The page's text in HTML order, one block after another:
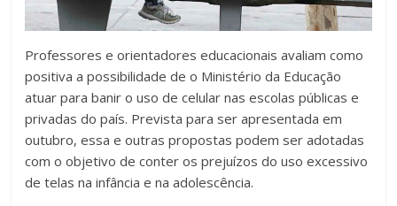
Professores e orientadores educacionais avaliam como
positiva a possibilidade de o Ministério da Educação
atuar para banir o uso de celular nas escolas públicas e
privadas do país. Prevista para ser apresentada em
outubro, essa e outras propostas podem ser adotadas
com o objetivo de conter os prejuízos do uso excessivo
de telas na infância e na adolescência.